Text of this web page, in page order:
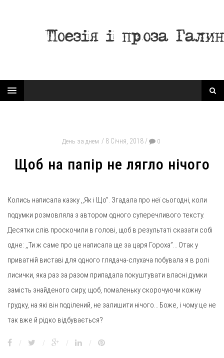
День за днем 8 Січня, 2018 0
Щоб на папір не лягло нічого
Колись написала казку ,,Як і Що”. Згадала про неї сьогодні, коли
подумки розмовляла з автором одного суперечливого тексту.
Десятки слів проскочили в голові, щоб в результаті сказати собі
одне: ,,Ти ж саме про це написала ще за царя Гороха”… Отак у
приватній виставі для одного глядача-слухача побувала я в ролі
лисички, яка раз за разом припадала покуштувати власні думки
замість знайденого сиру, щоб, помаленьку скорочуючи кожну
грудку, на які він поділений, не залишити нічого… Боже, і чому це не
так вже й рідко відбувається?
/ / / /